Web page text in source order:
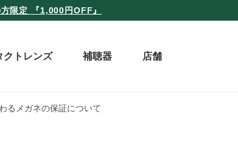
限定 『1,000円OFF』
クトレンズ 補聴器 店舗
るメガネの保証について